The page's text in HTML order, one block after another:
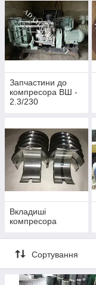
Запчастини до
компресора ВШ -
2.3/230
Вкладиші
компресора
Сортування